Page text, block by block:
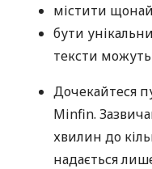
містити
бути
тексти
Дочекайтеся
Minfin.
хвилин до
надається